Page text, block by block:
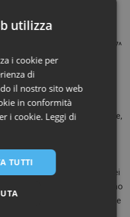
Conclusa, a Lecce, la 7^
Convention dei
Dipartimenti di
Prevenzione, evento
organizzato dalla
Società Italiana d’Igiene,
fortemente voluto dal
partecipato gli Operatori dei
“Nella due giorni di lavori sono
tra cui l’organizzazione
utilizza
i cookie per
di
il nostro sito web
in conformità
i cookie. Leggi di
TUTTI